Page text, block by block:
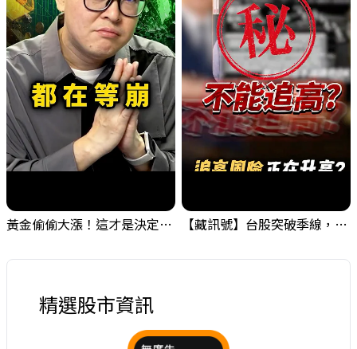
黃金偷偷大漲！這才是決定台股生死的「真風向球」！｜Mr.Jimmy高志銘 #黃金 #美元指數 #聯準會 【藏訊號】台股突破季線，週一我提醒了這個關鍵訊號
精選股市資訊